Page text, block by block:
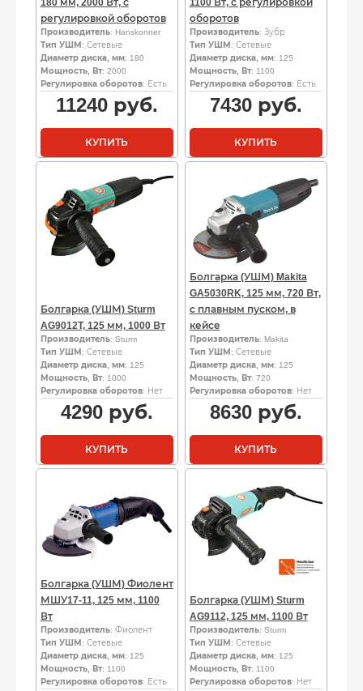
180 мм, 2000 Вт, с
регулировкой оборотов
Производитель: Hanskonner
Тип УШМ : Сетевые
Диаметр диска, мм: 180
Мощность, Вт: 2000
Регулировка оборотов: Есть
11240руб.
КУПИТЬ
1100 Вт, с регулировкой
оборотов
Производитель: Зубр
Тип УШМ : Сетевые
Диаметр диска, мм: 125
Мощность, Вт: 1100
Регулировка оборотов: Есть
7430руб.
КУПИТЬ
Болгарка (УШМ) Sturm
AG9012T, 125 мм, 1000 Вт
Производитель: Sturm
Тип УШМ : Сетевые
Диаметр диска, мм: 125
Мощность, Вт: 1000
Регулировка оборотов: Нет
4290руб.
КУПИТЬ
Болгарка (УШМ) Makita
GA5030RK, 125 мм, 720 Вт,
с плавным пуском, в
кейсе
Производитель: Makita
Тип УШМ : Сетевые
Диаметр диска, мм: 125
Мощность, Вт: 720
Регулировка оборотов: Нет
8630руб.
КУПИТЬ
Болгарка (УШМ) Фиолент
МШУ17-11, 125 мм, 1100
Вт
Производитель: Фиолент
Тип УШМ : Сетевые
Диаметр диска, мм: 125
Мощность, Вт: 1100
Регулировка оборотов: Есть
Болгарка (УШМ) Sturm
AG9112, 125 мм, 1100 Вт
Производитель: Sturm
Тип УШМ : Сетевые
Диаметр диска, мм: 125
Мощность, Вт: 1100
Регулировка оборотов: Нет